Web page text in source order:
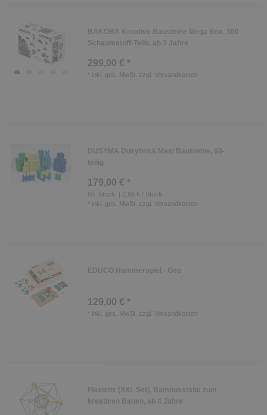
BAKOBA Kreative Bausteine Mega Box, 300
Schaumstoff-Teile, ab 3 Jahre
299,00 € *
* inkl. ges. MwSt. zzgl. Versandkosten
DUSYMA Dusybrick Maxi Bausteine, 60-
teilig
179,00 € *
60 Stück
| 2,98 € / Stück
* inkl. ges. MwSt. zzgl. Versandkosten
EDUCO Hammerspiel - Geo
129,00 € *
* inkl. ges. MwSt. zzgl. Versandkosten
Flexistix (XXL Set), Bambusstäbe zum
kreativen Bauen, ab 4 Jahre